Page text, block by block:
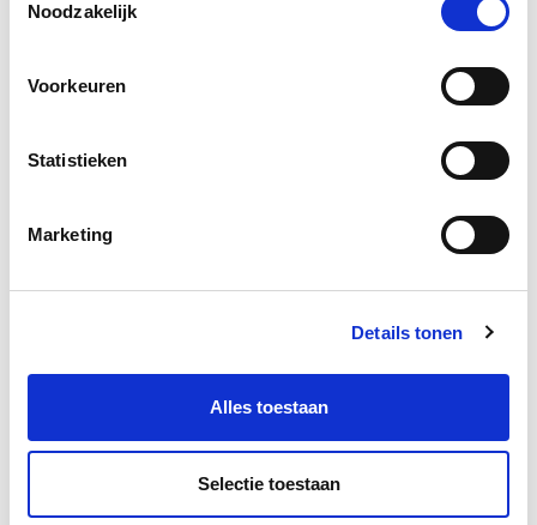
Noodzakelijk
Voorkeuren
Statistieken
Marketing
Details tonen
Alles toestaan
Selectie toestaan